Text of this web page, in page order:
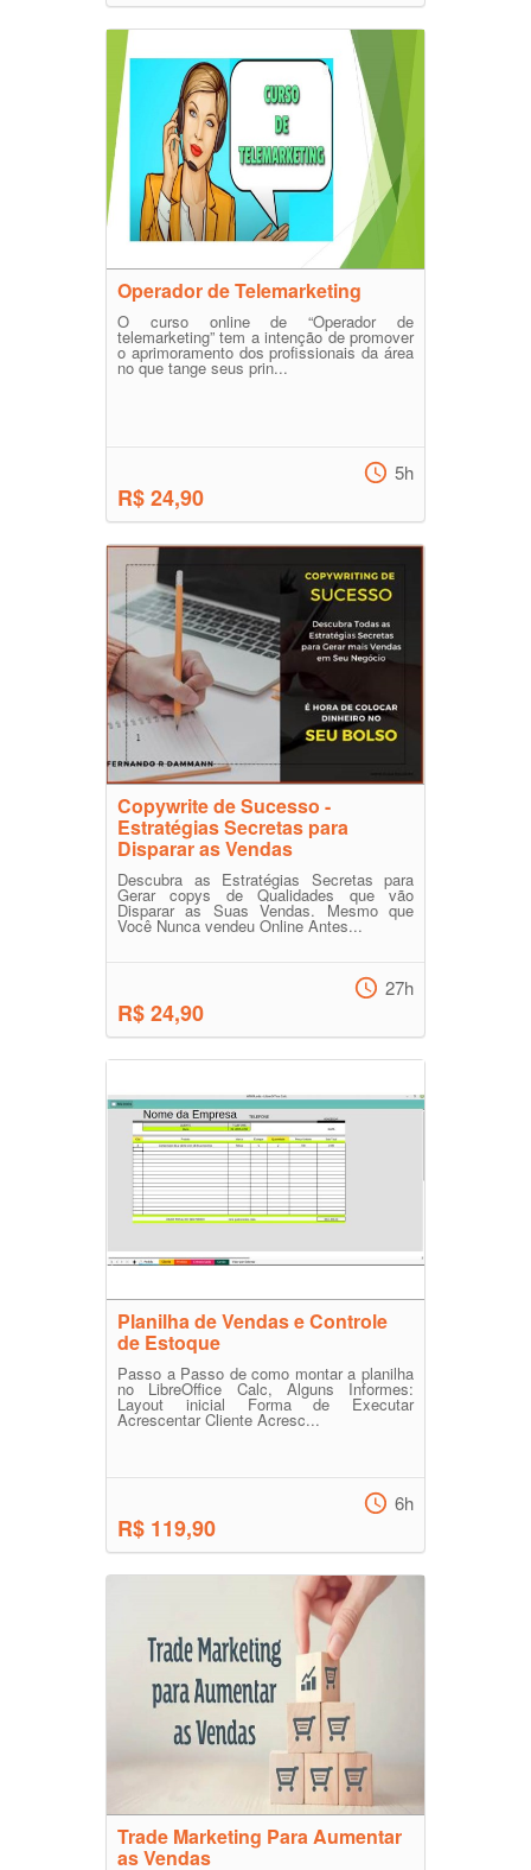
Operador de Telemarketing
O curso online de “Operador de
telemarketing” tem a intenção de promover
o aprimoramento dos profissionais da área
no que tange seus prin...
R$ 24,90
5h
Copywrite de Sucesso -
Estratégias Secretas para
Disparar as Vendas
Descubra as Estratégias Secretas para
Gerar copys de Qualidades que vão
Disparar as Suas Vendas. Mesmo que
Você Nunca vendeu Online Antes...
R$ 24,90
27h
Planilha de Vendas e Controle
de Estoque
Passo a Passo de como montar a planilha
no LibreOffice Calc, Alguns Informes:
Layout inicial Forma de Executar
Acrescentar Cliente Acresc...
R$ 119,90
6h
Trade Marketing Para Aumentar
as Vendas